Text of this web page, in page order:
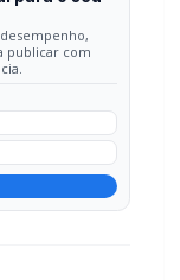
publicar com